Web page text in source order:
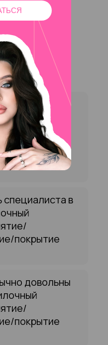
частые
на
оказывают
покрытие
специалиста в
покрытие
довольны
покрытие